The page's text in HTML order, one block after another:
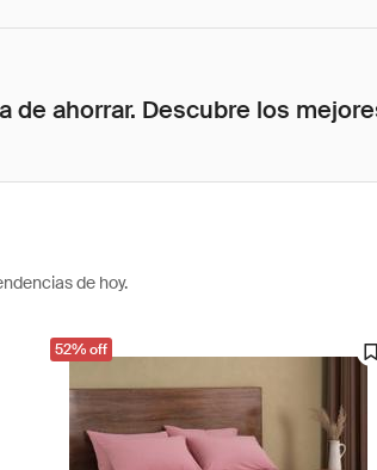
de ahorrar. Descubre los
de hoy.
52% off